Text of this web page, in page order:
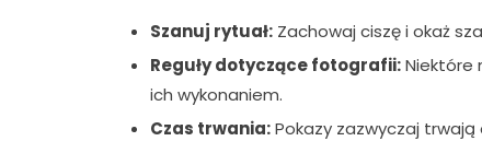
Szanuj rytuał: Zachowaj ciszę i okaż
Reguły dotyczące fotografii:Niektóre
ich wykonaniem.
Czas trwania:Pokazy zazwyczaj